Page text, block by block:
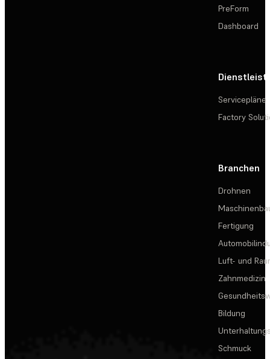
PreForm
Dashboard
Servicepläne
Factory
Branchen
Drohnen
Fertigung
Luft- und
Zahnmedizin
Bildung
Schmuck